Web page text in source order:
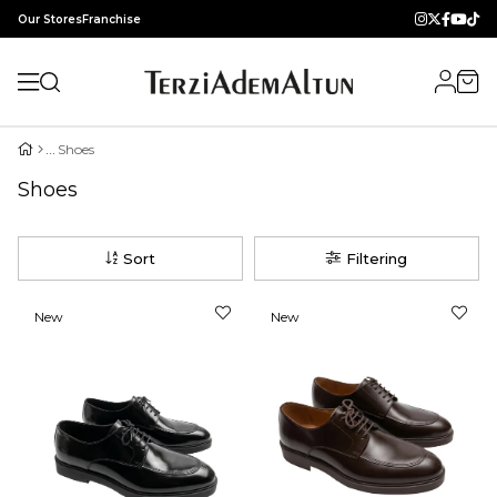
Our StoresFranchise
Shoes
Shoes
Filtering
Sort
New
New